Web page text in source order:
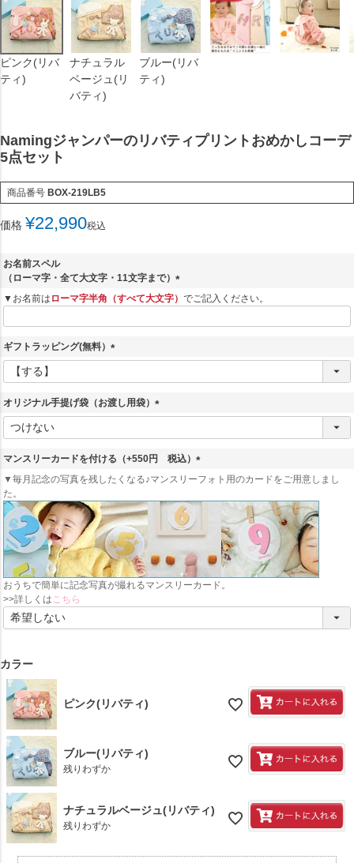
ピンク(リバ
ティ)
ナチュラル
ベージュ(リ
バティ)
ブルー(リバ
ティ)
Namingジャンパーのリバティプリントおめかしコーデ
5点セット
商品番号 BOX-219LB5
価格 ¥22,990税込
お名前スペル
（ローマ字・全て大文字・11文字まで）
(
必
須
▼お名前は ローマ字半角（すべて大文字） でご記入ください。
ギフトラッピング(無料）
(
)
オリジナル手提げ袋（お渡し用袋）
(
)
マンスリーカードを付ける（+550円 税込）
(
須
▼毎月記念の写真を残したくなる♪マンスリーフォト用のカードをご用意しまし
た。
おうちで簡単に記念写真が撮れるマンスリーカード。
>>詳しくはこちら
カラー
ピンク(リバティ)
ブルー(リバティ)
残りわずか
ナチュラルベージュ(リバティ)
残りわずか